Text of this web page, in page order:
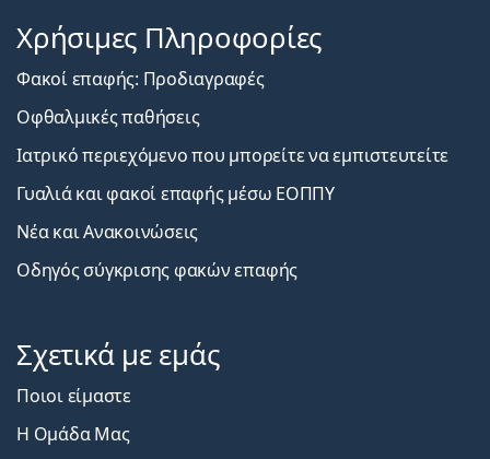
Χρήσιμες Πληροφορίες
Φακοί επαφής: Προδιαγραφές
Οφθαλμικές παθήσεις
Ιατρικό περιεχόμενο που μπορείτε να εμπιστευτείτε
Γυαλιά και φακοί επαφής μέσω ΕΟΠΠΥ
Νέα και Ανακοινώσεις
Οδηγός σύγκρισης φακών επαφής
Σχετικά με εμάς
Ποιοι είμαστε
Η Ομάδα Μας